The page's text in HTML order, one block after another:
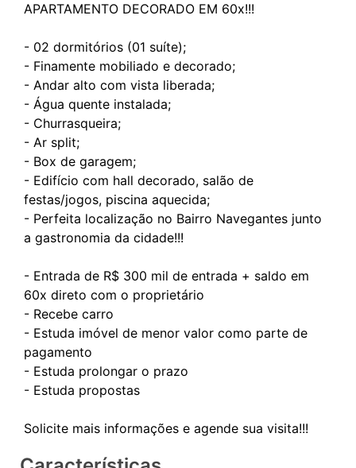
APARTAMENTO DECORADO EM 60x!!!
- 02 dormitórios (01 suíte);
- Finamente mobiliado e decorado;
- Andar alto com vista liberada;
- Água quente instalada;
- Churrasqueira;
- Ar split;
- Box de garagem;
- Edifício com hall decorado, salão de
festas/jogos, piscina aquecida;
- Perfeita localização no Bairro Navegantes junto
a gastronomia da cidade!!!
- Entrada de R$ 300 mil de entrada + saldo em
60x direto com o proprietário
- Recebe carro
- ⁠Estuda imóvel de menor valor como parte de
pagamento
- ⁠Estuda prolongar o prazo
- ⁠Estuda propostas